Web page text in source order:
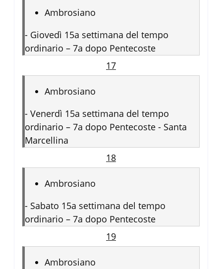
Ambrosiano
- Giovedì 15a settimana del tempo
ordinario – 7a dopo Pentecoste
17
Ambrosiano
- Venerdì 15a settimana del tempo
ordinario – 7a dopo Pentecoste - Santa
Marcellina
18
Ambrosiano
- Sabato 15a settimana del tempo
ordinario – 7a dopo Pentecoste
19
Ambrosiano